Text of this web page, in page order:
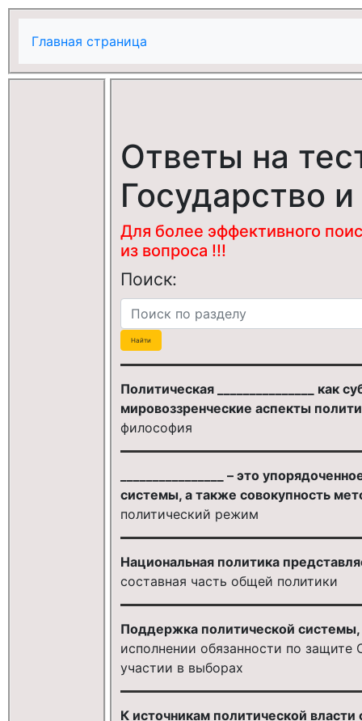
Главная страница
Ответы на
Государство
Для более эффективного
из вопроса !!!
Поиск:
Политическая _______________ как
мировоззренческие аспекты
философия
________________ – это
системы, а также совокупность
политический режим
Национальная политика
составная часть общей политики
Поддержка политической
исполнении обязанности по защите
участии в выборах
К источникам политической власти